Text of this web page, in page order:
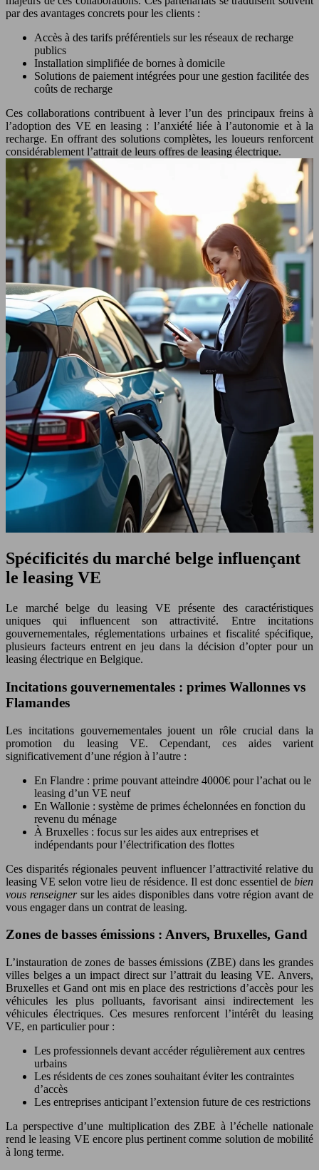
par des avantages concrets pour les clients :
Accès à des tarifs préférentiels sur les réseaux de recharge
publics
Installation simplifiée de bornes à domicile
Solutions de paiement intégrées pour une gestion facilitée des
coûts de recharge
Ces collaborations contribuent à lever l’un des principaux freins à
l’adoption des VE en leasing : l’anxiété liée à l’autonomie et à la
recharge. En offrant des solutions complètes, les loueurs renforcent
considérablement l’attrait de leurs offres de leasing électrique.
Spécificités du marché belge influençant
le leasing VE
Le marché belge du leasing VE présente des caractéristiques
uniques qui influencent son attractivité. Entre incitations
gouvernementales, réglementations urbaines et fiscalité spécifique,
plusieurs facteurs entrent en jeu dans la décision d’opter pour un
leasing électrique en Belgique.
Incitations gouvernementales : primes Wallonnes vs
Flamandes
Les incitations gouvernementales jouent un rôle crucial dans la
promotion du leasing VE. Cependant, ces aides varient
significativement d’une région à l’autre :
En Flandre : prime pouvant atteindre 4000€ pour l’achat ou le
leasing d’un VE neuf
En Wallonie : système de primes échelonnées en fonction du
revenu du ménage
À Bruxelles : focus sur les aides aux entreprises et
indépendants pour l’électrification des flottes
Ces disparités régionales peuvent influencer l’attractivité relative du
leasing VE selon votre lieu de résidence. Il est donc essentiel de bien
vous renseigner sur les aides disponibles dans votre région avant de
vous engager dans un contrat de leasing.
Zones de basses émissions : Anvers, Bruxelles, Gand
L’instauration de zones de basses émissions (ZBE) dans les grandes
villes belges a un impact direct sur l’attrait du leasing VE. Anvers,
Bruxelles et Gand ont mis en place des restrictions d’accès pour les
véhicules les plus polluants, favorisant ainsi indirectement les
véhicules électriques. Ces mesures renforcent l’intérêt du leasing
VE, en particulier pour :
Les professionnels devant accéder régulièrement aux centres
urbains
Les résidents de ces zones souhaitant éviter les contraintes
d’accès
Les entreprises anticipant l’extension future de ces restrictions
La perspective d’une multiplication des ZBE à l’échelle nationale
rend le leasing VE encore plus pertinent comme solution de mobilité
à long terme.